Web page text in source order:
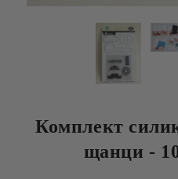
Комплект
щанци -